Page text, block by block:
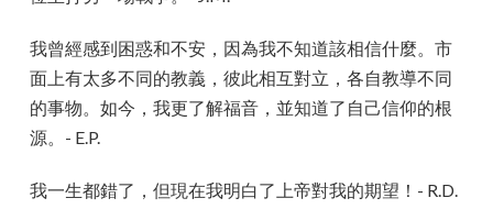
我曾經感到困惑和不安，因為我不知道該相信什麼。市
面上有太多不同的教義，彼此相互對立，各自教導不同
的事物。如今，我更了解福音，並知道了自己信仰的根
源。- E.P.
我一生都錯了，但現在我明白了上帝對我的期望！- R.D.